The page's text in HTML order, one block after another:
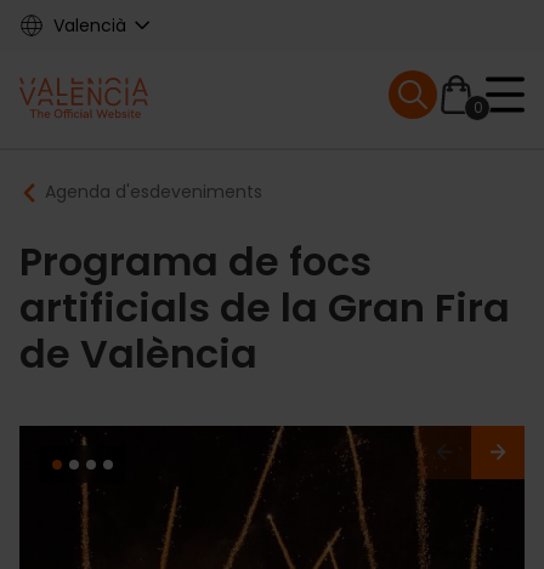
Skip
content
Valencià
Main
navigation
0
Mobile menu
Breadcrumb
Agenda d'esdeveniments
Programa de focs
artificials de la Gran Fira
de València